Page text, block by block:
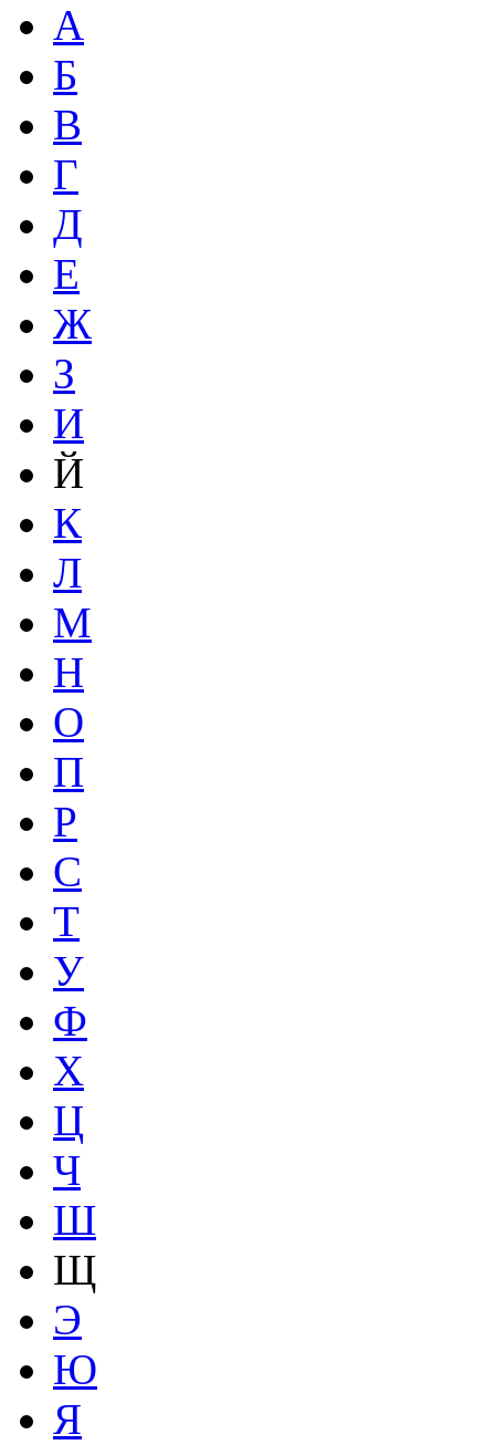
А
Б
В
Г
Д
Е
Ж
З
И
Й
К
Л
М
Н
О
П
Р
С
Т
У
Ф
Х
Ц
Ч
Ш
Щ
Э
Ю
Я